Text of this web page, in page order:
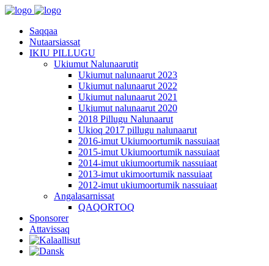
Saqqaa
Nutaarsiassat
IKIU PILLUGU
Ukiumut Nalunaarutit
Ukiumut nalunaarut 2023
Ukiumut nalunaarut 2022
Ukiumut nalunaarut 2021
Ukiumut nalunaarut 2020
2018 Pillugu Nalunaarut
Ukioq 2017 pillugu nalunaarut
2016-imut Ukiumoortumik nassuiaat
2015-imut Ukiumoortumik nassuiaat
2014-imut ukiumoortumik nassuiaat
2013-imut ukimoortumik nassuiaat
2012-imut ukiumoortumik nassuiaat
Angalasarnissat
QAQORTOQ
Sponsorer
Attavissaq